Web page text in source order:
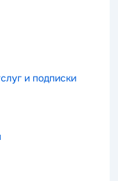
и подписки